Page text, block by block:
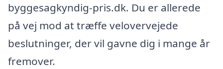
byggesagkyndig-pris.dk. Du er allerede
på vej mod at træffe velovervejede
beslutninger, der vil gavne dig i mange år
fremover.